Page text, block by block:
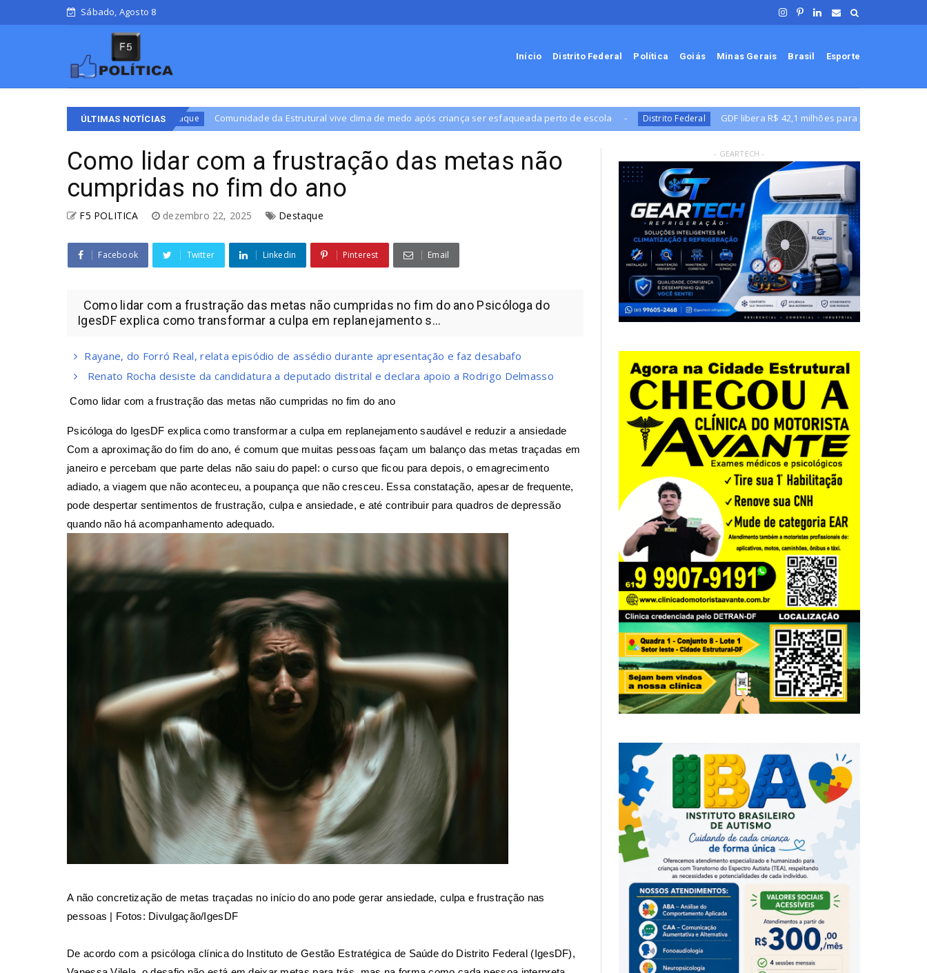
Sábado, Agosto 8
Início Distrito Federal Política Goiás Minas Gerais Brasil Esporte
ÚLTIMAS NOTÍCIAS
Comunidade da Estrutural vive clima de medo após criança ser esfaqueada perto de escola Distrito Federal GDF libera R$ 42,1 milhões para programas sociais Distrito Federal
Como lidar com a frustração das metas não
cumpridas no fim do ano
F5 POLITICA dezembro 22, 2025 Destaque
Facebook Twitter Linkedin Pinterest Email
Como lidar com a frustração das metas não cumpridas no fim do ano Psicóloga do
IgesDF explica como transformar a culpa em replanejamento s...
Rayane, do Forró Real, relata episódio de assédio durante apresentação e faz desabafo
Renato Rocha desiste da candidatura a deputado distrital e declara apoio a Rodrigo Delmasso
Como lidar com a frustração das metas não cumpridas no fim do ano
Psicóloga do IgesDF explica como transformar a culpa em replanejamento saudável e reduzir a ansiedade
Com a aproximação do fim do ano, é comum que muitas pessoas façam um balanço das metas traçadas em
janeiro e percebam que parte delas não saiu do papel: o curso que ficou para depois, o emagrecimento
adiado, a viagem que não aconteceu, a poupança que não cresceu. Essa constatação, apesar de frequente,
pode despertar sentimentos de frustração, culpa e ansiedade, e até contribuir para quadros de depressão
quando não há acompanhamento adequado.
A não concretização de metas traçadas no início do ano pode gerar ansiedade, culpa e frustração nas
pessoas | Fotos: Divulgação/IgesDF
De acordo com a psicóloga clínica do Instituto de Gestão Estratégica de Saúde do Distrito Federal (IgesDF),
- GEARTECH -